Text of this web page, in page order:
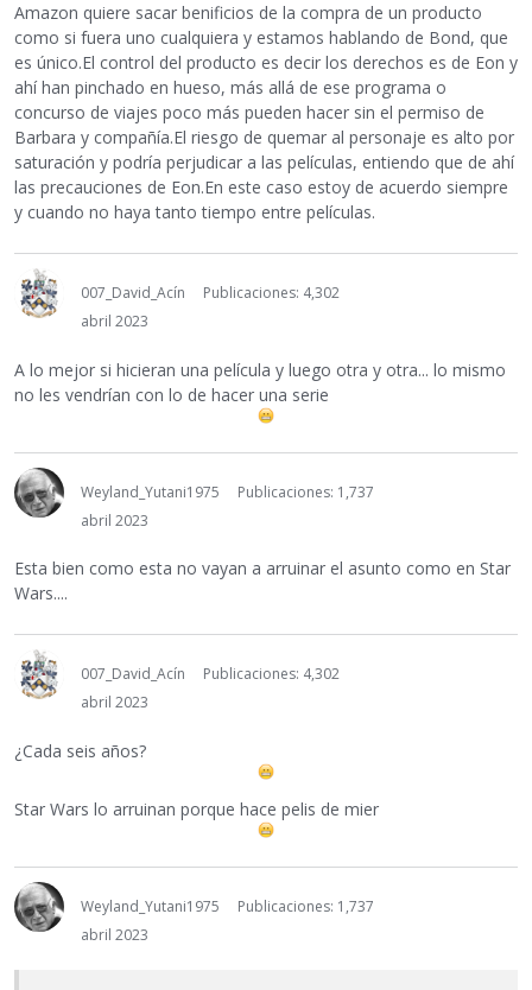
Amazon quiere sacar benificios de la compra de un producto
como si fuera uno cualquiera y estamos hablando de Bond, que
es único.El control del producto es decir los derechos es de Eon y
ahí han pinchado en hueso, más allá de ese programa o
concurso de viajes poco más pueden hacer sin el permiso de
Barbara y compañía.El riesgo de quemar al personaje es alto por
saturación y podría perjudicar a las películas, entiendo que de ahí
las precauciones de Eon.En este caso estoy de acuerdo siempre
y cuando no haya tanto tiempo entre películas.
007_David_Acín
Publicaciones: 4,302
abril 2023
A lo mejor si hicieran una película y luego otra y otra... lo mismo
no les vendrían con lo de hacer una serie
Weyland_Yutani1975
Publicaciones: 1,737
abril 2023
Esta bien como esta no vayan a arruinar el asunto como en Star
Wars....
007_David_Acín
Publicaciones: 4,302
abril 2023
¿Cada seis años?
Star Wars lo arruinan porque hace pelis de mier
Weyland_Yutani1975
Publicaciones: 1,737
abril 2023